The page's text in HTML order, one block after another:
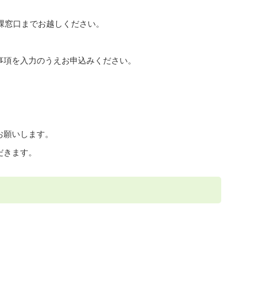
口までお越しください。
を入力のうえお申込みください。
いします。
ます。